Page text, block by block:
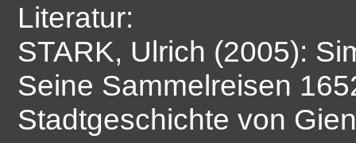
Literatur:
STARK, Ulrich (2005):
Seine Sammelreisen
Stadtgeschichte von